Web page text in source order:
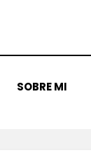
SOBRE MI